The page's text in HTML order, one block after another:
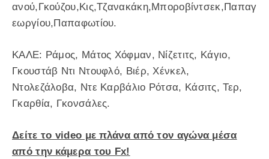
ανού,Γκούζου,Κις,Τζανακάκη,Μποροβίντσεκ,Παπαγ
εωργίου,Παπαφωτίου.
ΚΑΛΕ: Ράμος, Μάτος Χόφμαν, Νίζετιτς, Κάγιο,
Γκουστάβ Ντι Ντουφλό, Βιέρ, Χένκελ,
Ντολεζάλοβα, Nτε Καρβάλιο Ρότσα, Κάσιτς, Τερ,
Γκαρθία, Γκονσάλες.
Δείτε το video με πλάνα από τον αγώνα μέσα
από την κάμερα του Fx!